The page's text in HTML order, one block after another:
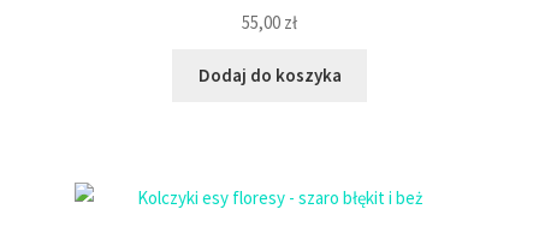
55,00 zł
Dodaj do koszyka